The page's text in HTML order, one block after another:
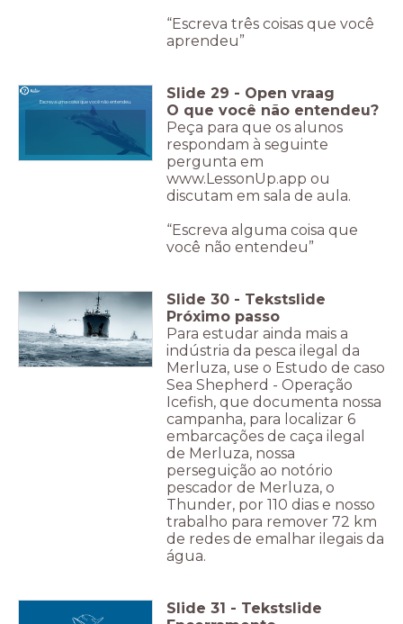
“Escreva três coisas que você
aprendeu”
Escreva uma coisa que você não entendeu. Slide 29 - Open vraag
O que você não entendeu?
Peça para que os alunos
respondam à seguinte
pergunta em
www.LessonUp.app ou
discutam em sala de aula.
“Escreva alguma coisa que
você não entendeu”
Slide 30 - Tekstslide
Próximo passo
Para estudar ainda mais a
indústria da pesca ilegal da
Merluza, use o Estudo de caso
Sea Shepherd - Operação
Icefish, que documenta nossa
campanha, para localizar 6
embarcações de caça ilegal
de Merluza, nossa
perseguição ao notório
pescador de Merluza, o
Thunder, por 110 dias e nosso
trabalho para remover 72 km
de redes de emalhar ilegais da
água.
Slide 31 - Tekstslide